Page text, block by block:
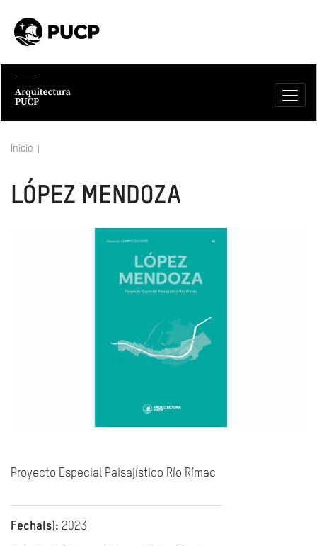
Inicio
LÓPEZ MENDOZA
Proyecto Especial Paisajístico Río Rímac
Fecha(s): 2023